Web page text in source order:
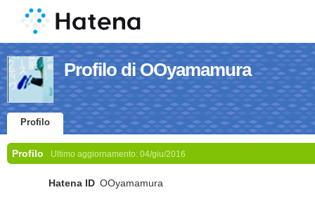
Profilo di OOyamamura
Profilo
Profilo Ultimo aggiornamento: 04/giu/2016
Hatena ID OOyamamura